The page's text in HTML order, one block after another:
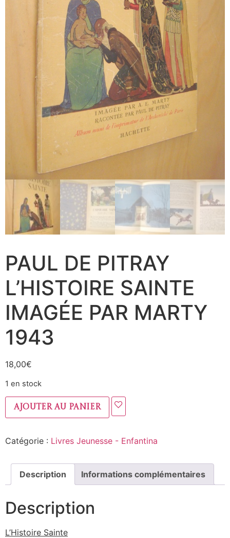
PAUL DE PITRAY
L’HISTOIRE SAINTE
IMAGÉE PAR MARTY
1943
18,00€
1 en stock
Ajouter au panier
Catégorie : Livres Jeunesse - Enfantina
Description Informations complémentaires
Description
L’Histoire Sainte